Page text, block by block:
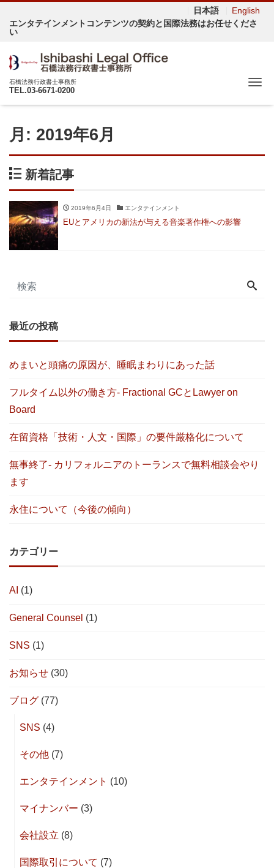
日本語
English
エンタテインメントコンテンツの契約と国際法務はお任せくださ
い
石橋法務行政書士事務所
TEL.03-6671-0200
月: 2019年6月
新着記事
2019年6月4日 エンタテインメント
EUとアメリカの新法が与える音楽著作権への影響
最近の投稿
めまいと頭痛の原因が、睡眠まわりにあった話
フルタイム以外の働き方- Fractional GCとLawyer on
Board
在留資格「技術・人文・国際」の要件厳格化について
無事終了- カリフォルニアのトーランスで無料相談会やり
ます
永住について（今後の傾向）
カテゴリー
AI (1)
General Counsel (1)
SNS (1)
お知らせ (30)
ブログ (77)
SNS (4)
その他 (7)
エンタテインメント (10)
マイナンバー (3)
会社設立 (8)
国際取引について (7)